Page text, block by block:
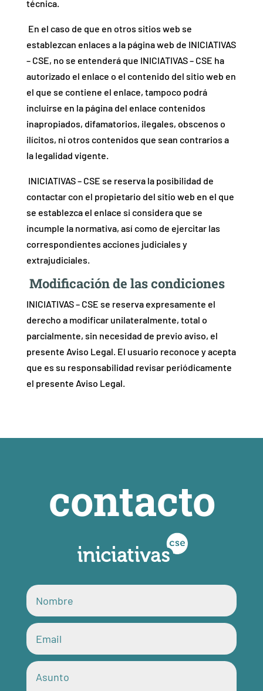
técnica.
En el caso de que en otros sitios web se
establezcan enlaces a la página web de INICIATIVAS
– CSE, no se entenderá que INICIATIVAS – CSE ha
autorizado el enlace o el contenido del sitio web en
el que se contiene el enlace, tampoco podrá
incluirse en la página del enlace contenidos
inapropiados, difamatorios, ilegales, obscenos o
ilícitos, ni otros contenidos que sean contrarios a
la legalidad vigente.
INICIATIVAS – CSE se reserva la posibilidad de
contactar con el propietario del sitio web en el que
se establezca el enlace si considera que se
incumple la normativa, así como de ejercitar las
correspondientes acciones judiciales y
extrajudiciales.
Modificación de las condiciones
INICIATIVAS – CSE se reserva expresamente el
derecho a modificar unilateralmente, total o
parcialmente, sin necesidad de previo aviso, el
presente Aviso Legal. El usuario reconoce y acepta
que es su responsabilidad revisar periódicamente
el presente Aviso Legal.
contacto